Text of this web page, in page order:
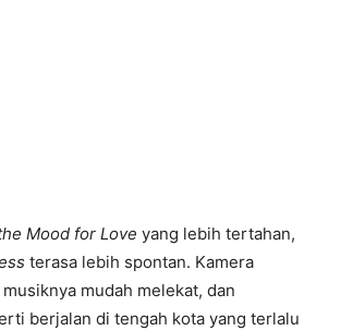
Mood for Love yang lebih tertahan,
terasa lebih spontan. Kamera
mudah melekat, dan
berjalan di tengah kota yang terlalu